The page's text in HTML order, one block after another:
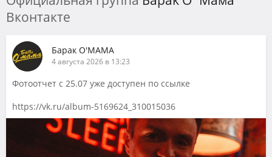
Вконтакте
Барак О'МАМА
4 августа 2026 в 13:23
Фотоотчет с 25.07 уже доступен по ссылке
https://vk.ru/album-5169624_310015036